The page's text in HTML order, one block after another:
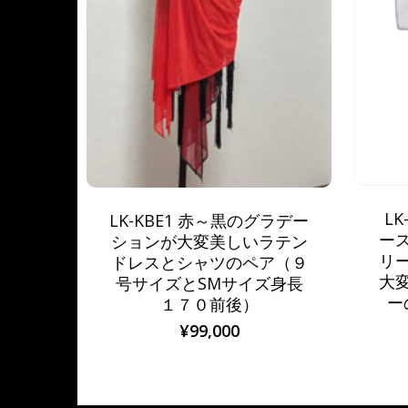
LK-KBE1 赤～黒のグラデー
ションが大変美しいラテン
ドレスとシャツのペア（９
号サイズとSMサイズ身長
１７０前後）
¥99,000
ー
リ
大